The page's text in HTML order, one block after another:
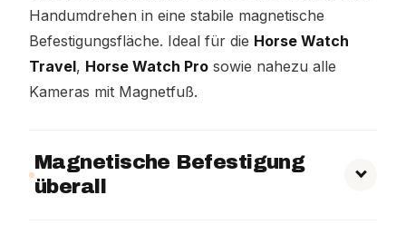
Handumdrehen in eine stabile magnetische
Befestigungsfläche. Ideal für die Horse Watch
Travel, Horse Watch Pro sowie nahezu alle
Kameras mit Magnetfuß.
Magnetische Befestigung
überall